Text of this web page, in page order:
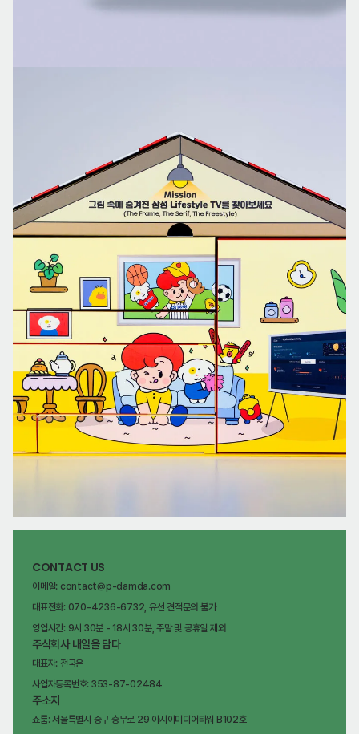
CONTACT US
이메일: contact@p-damda.com
대표전화: 070-4236-6732, 유선 견적문의 불가
영업시간: 9시 30분 - 18시 30분, 주말 및 공휴일 제외
주식회사 내일을 담다
대표자: 전국은
사업자등록번호: 353-87-02484
주소지
쇼룸: 서울특별시 중구 충무로 29 아시아미디어타워 B102호